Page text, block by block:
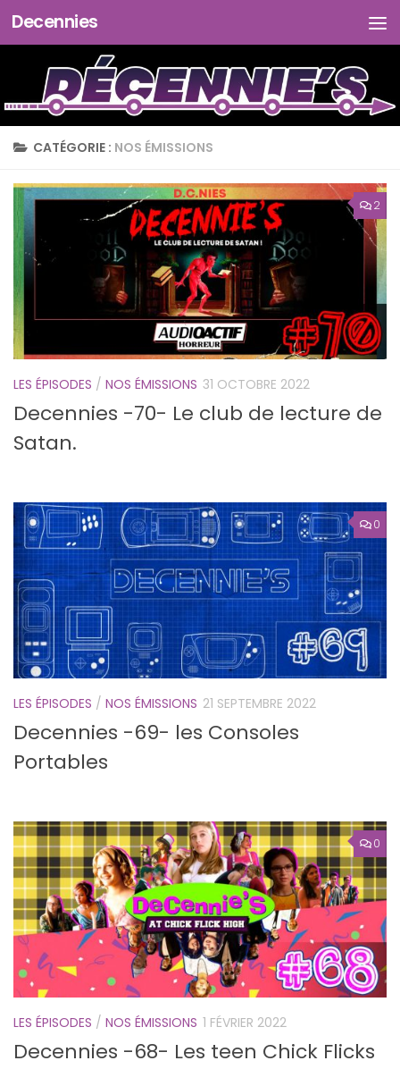
Skip to content
Decennies
CATÉGORIE : NOS ÉMISSIONS
2
LES ÉPISODES / NOS ÉMISSIONS 31 OCTOBRE 2022
Decennies -70- Le club de lecture de
Satan.
0
LES ÉPISODES / NOS ÉMISSIONS 21 SEPTEMBRE 2022
Decennies -69- les Consoles
Portables
0
LES ÉPISODES / NOS ÉMISSIONS 1 FÉVRIER 2022
Decennies -68- Les teen Chick Flicks